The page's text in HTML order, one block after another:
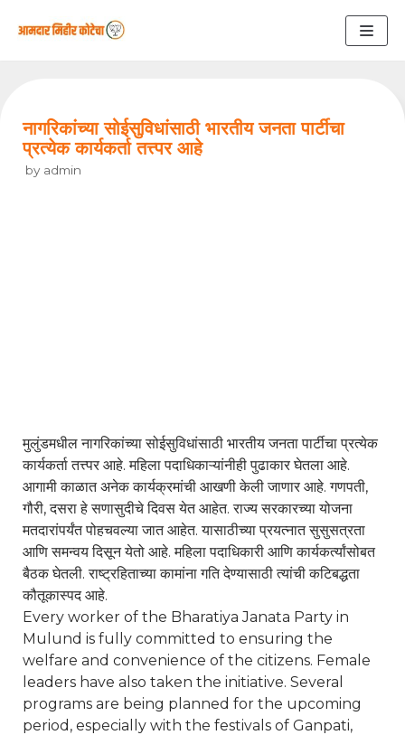
नागरिकांच्या सोईसुविधांसाठी भारतीय जनता पार्टीचा
प्रत्येक कार्यकर्ता तत्त्पर आहे
by admin
मुलुंडमधील नागरिकांच्या सोईसुविधांसाठी भारतीय जनता पार्टीचा प्रत्येक
कार्यकर्ता तत्त्पर आहे. महिला पदाधिकाऱ्यांनीही पुढाकार घेतला आहे.
आगामी काळात अनेक कार्यक्रमांची आखणी केली जाणार आहे. गणपती,
गौरी, दसरा हे सणासुदीचे दिवस येत आहेत. राज्य सरकारच्या योजना
मतदारांपर्यंत पोहचवल्या जात आहेत. यासाठीच्या प्रयत्नात सुसुसत्रता
आणि समन्वय दिसून येतो आहे. महिला पदाधिकारी आणि कार्यकर्त्यांसोबत
बैठक घेतली. राष्ट्रहिताच्या कामांना गति देण्यासाठी त्यांची कटिबद्धता
कौतूकास्पद आहे.
Every worker of the Bharatiya Janata Party in
Mulund is fully committed to ensuring the
welfare and convenience of the citizens. Female
leaders have also taken the initiative. Several
programs are being planned for the upcoming
period, especially with the festivals of Ganpati,